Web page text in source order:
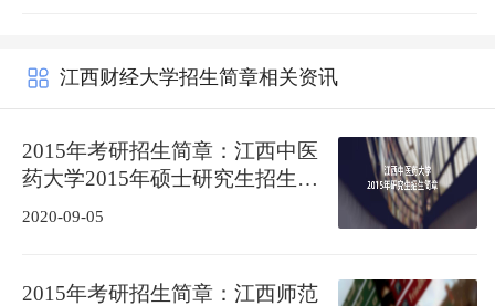
江西财经大学招生简章相关资讯
2015年考研招生简章：江西中医
药大学2015年硕士研究生招生简
章
2020-09-05
2015年考研招生简章：江西师范